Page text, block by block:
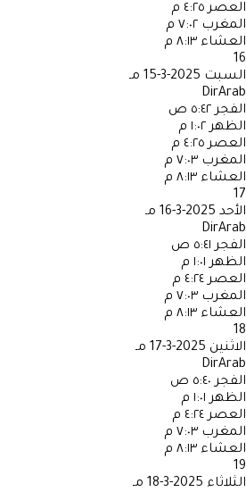
العصر ٤:٢٥ م
المغرب ٧:٠٢ م
العشاء ٨:١٣ م
16
السبت 2025-3-15 مـ
DirArab
الفجر ٥:٤٢ ص
الظهر ١:٠٢ م
العصر ٤:٢٥ م
المغرب ٧:٠٣ م
العشاء ٨:١٣ م
17
الأحد 2025-3-16 مـ
DirArab
الفجر ٥:٤١ ص
الظهر ١:٠١ م
العصر ٤:٢٤ م
المغرب ٧:٠٣ م
العشاء ٨:١٣ م
18
الاثنين 2025-3-17 مـ
DirArab
الفجر ٥:٤٠ ص
الظهر ١:٠١ م
العصر ٤:٢٤ م
المغرب ٧:٠٣ م
العشاء ٨:١٣ م
19
الثلاثاء 2025-3-18 مـ